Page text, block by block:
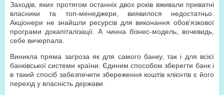
Заходів, яких протягом останніх двох років вживали приватні
власники та топ-менеджери, виявилося недостатньо.
Акціонери не знайшли ресурсів для виконання обов’язкової
програми докапіталізації. А чинна бізнес-модель, вочевидь,
себе вичерпала.
Виникла пряма загроза як для самого банку, так і для всієї
банківської системи країни. Єдиним способом зберегти банк і
в такий спосіб забезпечити збереження коштів клієнтів є його
перехід у власність держави.